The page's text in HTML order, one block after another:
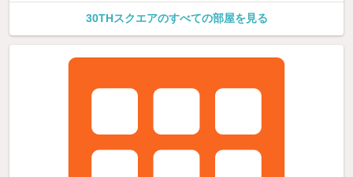
30THスクエアのすべての部屋を見る